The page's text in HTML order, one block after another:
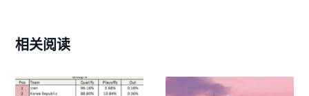
相关阅读